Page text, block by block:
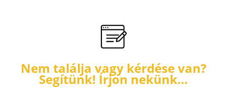
Nem találja vagy kérdése van?
Segítünk! Írjon nekünk…